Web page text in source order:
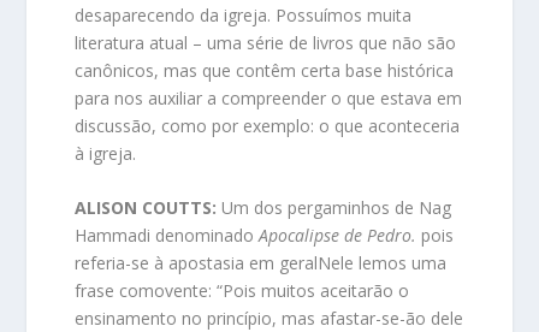
desaparecendo da igreja. Possuímos muita
literatura atual – uma série de livros que não são
canônicos, mas que contêm certa base histórica
para nos auxiliar a compreender o que estava em
discussão, como por exemplo: o que aconteceria
à igreja.
ALISON COUTTS: Um dos pergaminhos de Nag
Hammadi denominadoApocalipse de Pedro. pois
referia-se à apostasia em geralNele lemos uma
frase comovente: “Pois muitos aceitarão o
ensinamento no princípio, mas afastar-se-ão dele